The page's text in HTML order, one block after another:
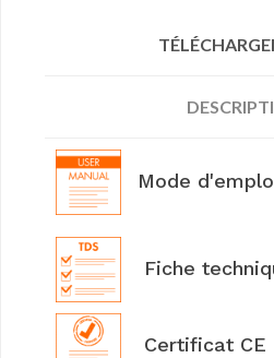
Mode
Fiche
Certificat CE